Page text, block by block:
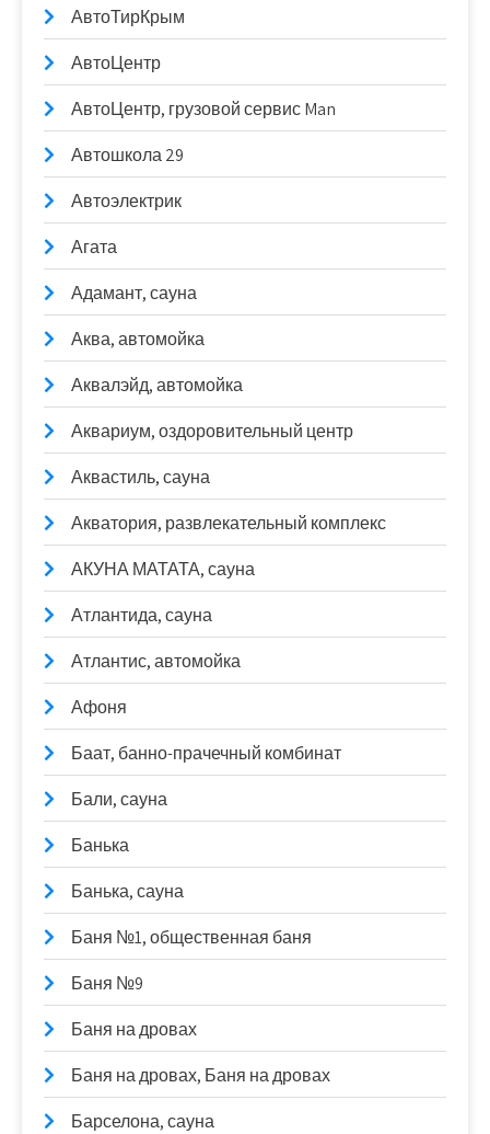
АвтоТирКрым
АвтоЦентр
АвтоЦентр, грузовой сервис Man
Автошкола 29
Автоэлектрик
Агата
Адамант, сауна
Аква, автомойка
Аквалэйд, автомойка
Аквариум, оздоровительный центр
Аквастиль, сауна
Акватория, развлекательный комплекс
АКУНА МАТАТА, сауна
Атлантида, сауна
Атлантис, автомойка
Афоня
Баат, банно-прачечный комбинат
Бали, сауна
Банька
Банька, сауна
Баня №1, общественная баня
Баня №9
Баня на дровах
Баня на дровах, Баня на дровах
Барселона, сауна